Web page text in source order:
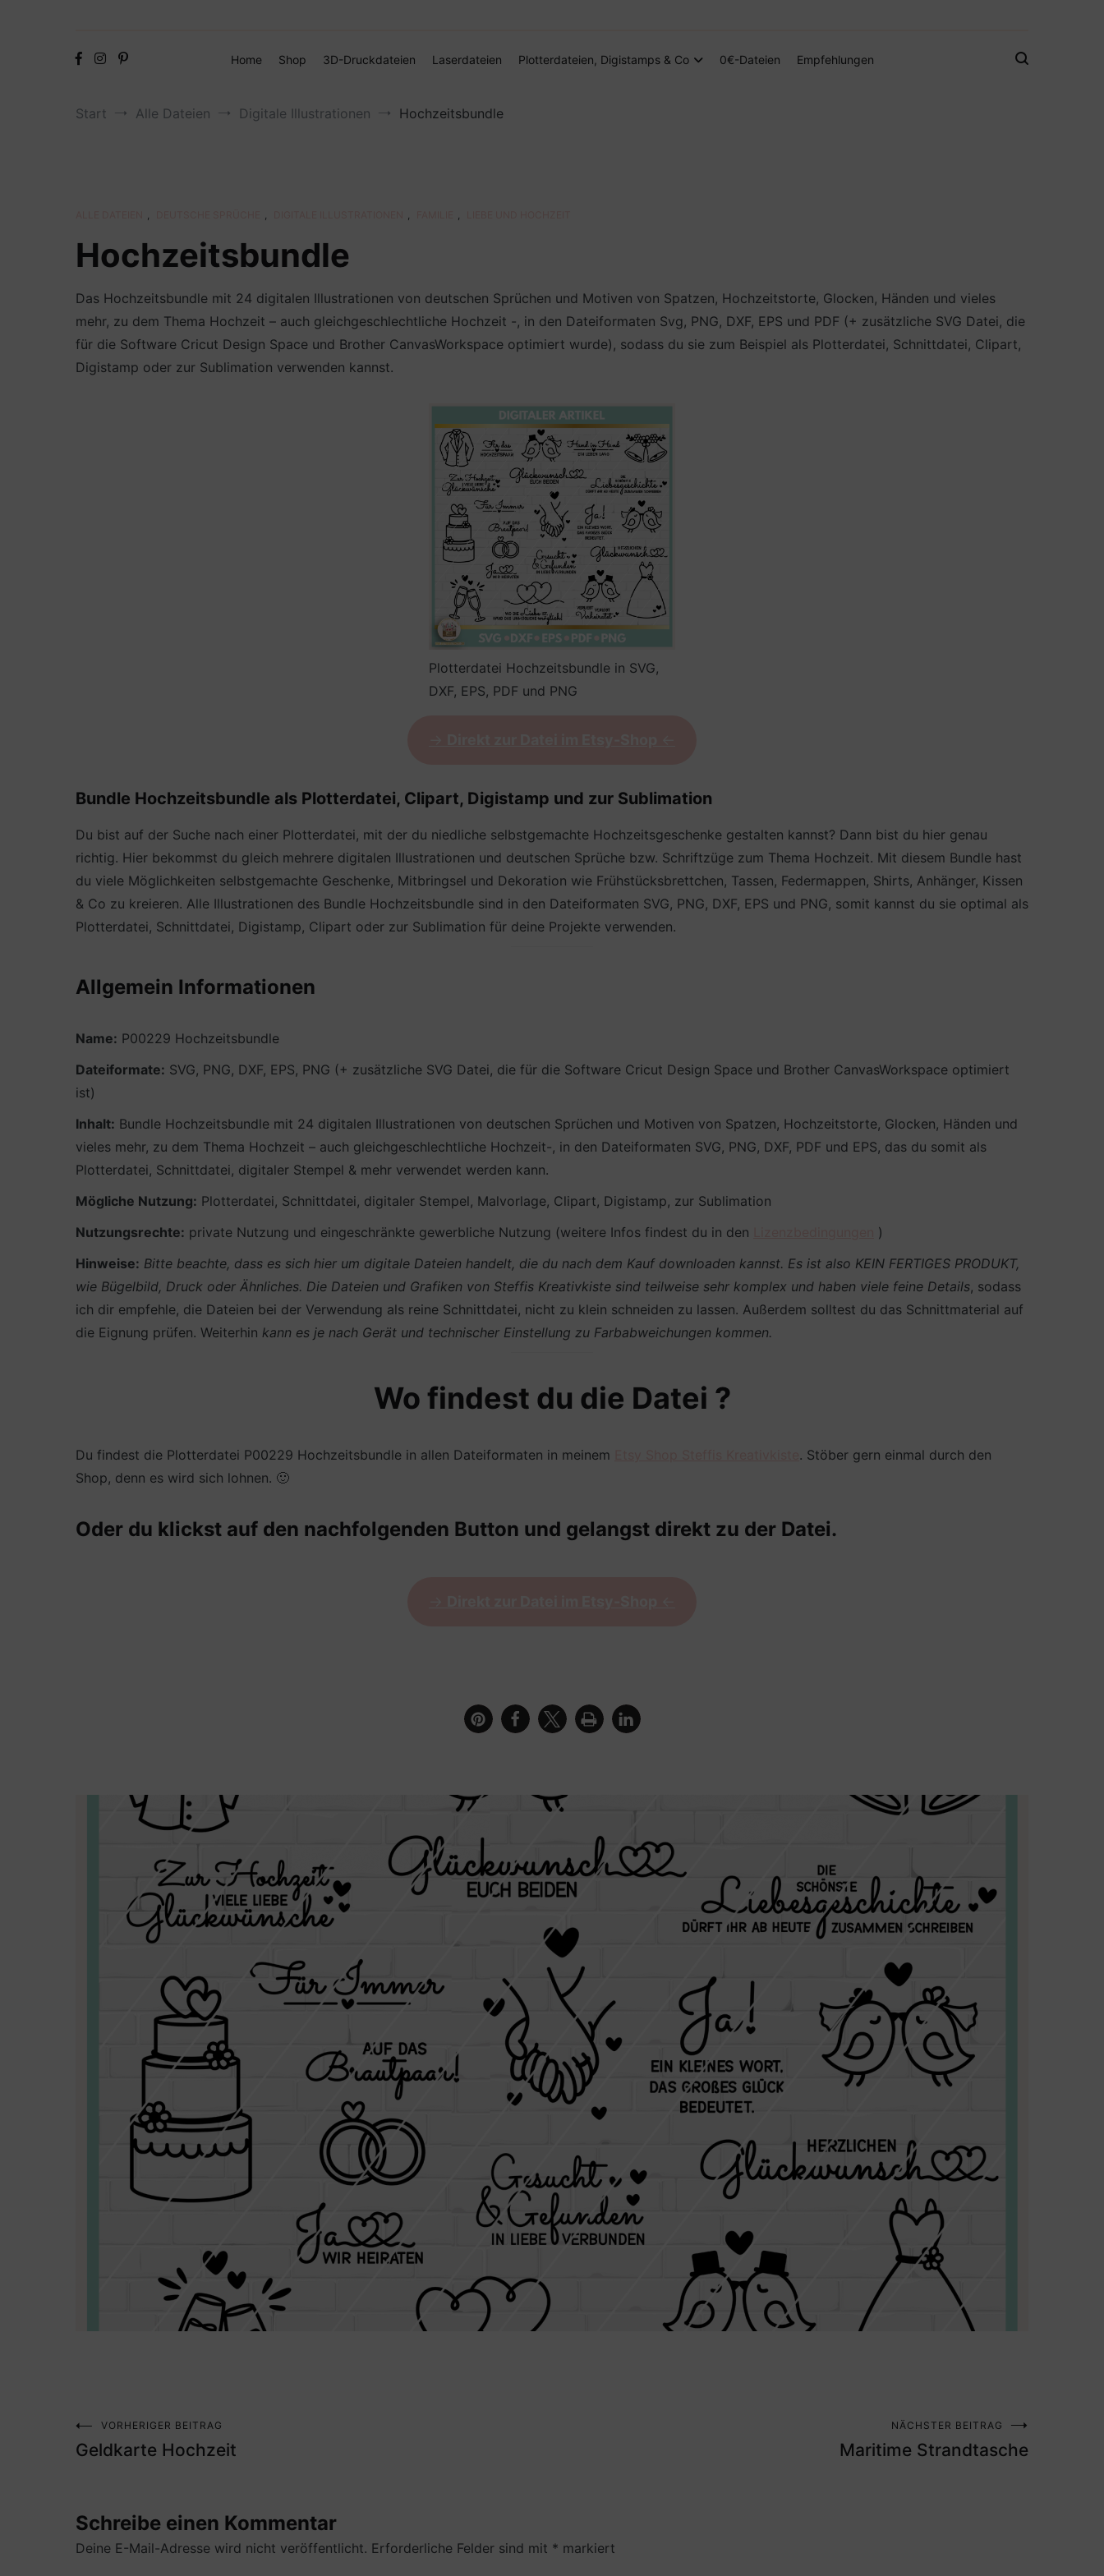
Home
Shop 3D-Druckdateien Laserdateien Plotterdateien, Digistamps & Co 0€-Dateien Empfehlungen
Start Alle Dateien Digitale Illustrationen Hochzeitsbundle
, , , ,
Hochzeitsbundle
Das Hochzeitsbundle mit 24 digitalen Illustrationen von deutschen Sprüchen und Motiven von Spatzen, Hochzeitstorte, Glocken, Händen und vieles
mehr, zu dem Thema Hochzeit – auch gleichgeschlechtliche Hochzeit -, in den Dateiformaten Svg, PNG, DXF, EPS und PDF (+ zusätzliche SVG Datei, die
für die Software Cricut Design Space und Brother CanvasWorkspace optimiert wurde), sodass du sie zum Beispiel als Plotterdatei, Schnittdatei, Clipart,
Digistamp oder zur Sublimation verwenden kannst.
Plotterdatei Hochzeitsbundle in SVG,
DXF, EPS, PDF und PNG
Bundle Hochzeitsbundle als Plotterdatei, Clipart, Digistamp und zur Sublimation
Du bist auf der Suche nach einer Plotterdatei, mit der du niedliche selbstgemachte Hochzeitsgeschenke gestalten kannst? Dann bist du hier genau
richtig. Hier bekommst du gleich mehrere digitalen Illustrationen und deutschen Sprüche bzw. Schriftzüge zum Thema Hochzeit. Mit diesem Bundle hast
du viele Möglichkeiten selbstgemachte Geschenke, Mitbringsel und Dekoration wie Frühstücksbrettchen, Tassen, Federmappen, Shirts, Anhänger, Kissen
& Co zu kreieren. Alle Illustrationen des Bundle Hochzeitsbundle sind in den Dateiformaten SVG, PNG, DXF, EPS und PNG, somit kannst du sie optimal als
Plotterdatei, Schnittdatei, Digistamp, Clipart oder zur Sublimation für deine Projekte verwenden.
Allgemein Informationen
Name: P00229 Hochzeitsbundle
Dateiformate: SVG, PNG, DXF, EPS, PNG (+ zusätzliche SVG Datei, die für die Software Cricut Design Space und Brother CanvasWorkspace optimiert
ist)
Inhalt: Bundle Hochzeitsbundle mit 24 digitalen Illustrationen von deutschen Sprüchen und Motiven von Spatzen, Hochzeitstorte, Glocken, Händen und
vieles mehr, zu dem Thema Hochzeit – auch gleichgeschlechtliche Hochzeit-, in den Dateiformaten SVG, PNG, DXF, PDF und EPS, das du somit als
Plotterdatei, Schnittdatei, digitaler Stempel & mehr verwendet werden kann.
Mögliche Nutzung: Plotterdatei, Schnittdatei, digitaler Stempel, Malvorlage, Clipart, Digistamp, zur Sublimation
Nutzungsrechte: private Nutzung und eingeschränkte gewerbliche Nutzung (weitere Infos findest du in den
)
Hinweise: Bitte beachte, dass es sich hier um digitale Dateien handelt, die du nach dem Kauf downloaden kannst. Es ist also KEIN FERTIGES PRODUKT,
wie Bügelbild, Druck oder Ähnliches. Die Dateien und Grafiken von Steffis Kreativkiste sind teilweise sehr komplex und haben viele feine Details, sodass
ich dir empfehle, die Dateien bei der Verwendung als reine Schnittdatei, nicht zu klein schneiden zu lassen. Außerdem solltest du das Schnittmaterial auf
die Eignung prüfen. Weiterhin kann es je nach Gerät und technischer Einstellung zu Farbabweichungen kommen.
Wo findest du die Datei ?
Du findest die Plotterdatei P00229 Hochzeitsbundle in allen Dateiformaten in meinem
. Stöber gern einmal durch den
Shop, denn es wird sich lohnen. 🙂
Oder du klickst auf den nachfolgenden Button und gelangst direkt zu der Datei.
Beitragsnavigation
VORHERIGER BEITRAG
Geldkarte Hochzeit
NÄCHSTER BEITRAG
Maritime Strandtasche
Schreibe einen Kommentar
Deine E-Mail-Adresse wird nicht veröffentlicht. Erforderliche Felder sind mit * markiert